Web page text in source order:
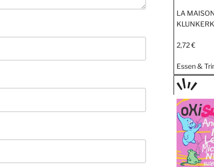
LA
2,72 €
Essen &
TAGE
STIPP